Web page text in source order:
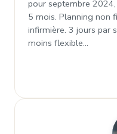
pour septembre
5 mois. Planning non
infirmière. 3 jours par
moins flexible…